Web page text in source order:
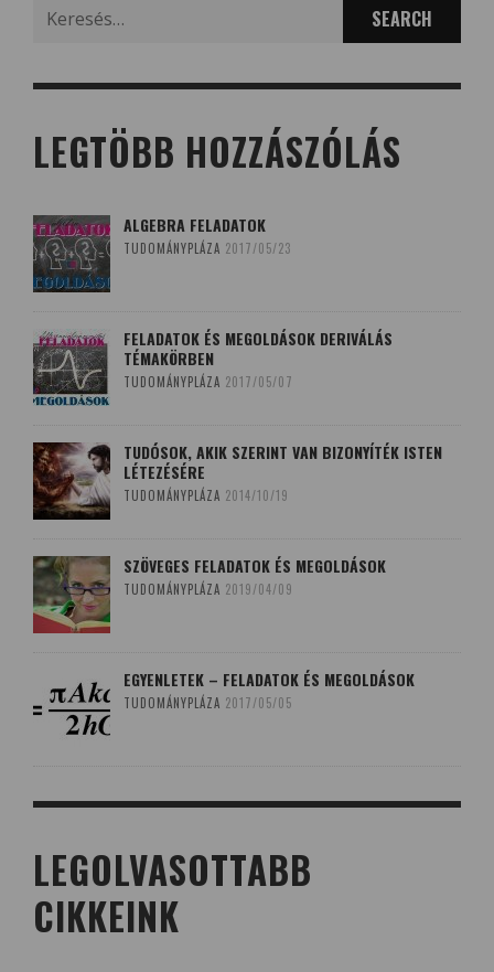
for:
LEGTÖBB HOZZÁSZÓLÁS
ALGEBRA FELADATOK
TUDOMÁNYPLÁZA 2017/05/23
FELADATOK ÉS MEGOLDÁSOK DERIVÁLÁS
TÉMAKÖRBEN
TUDOMÁNYPLÁZA 2017/05/07
TUDÓSOK, AKIK SZERINT VAN BIZONYÍTÉK ISTEN
LÉTEZÉSÉRE
TUDOMÁNYPLÁZA 2014/10/19
SZÖVEGES FELADATOK ÉS MEGOLDÁSOK
TUDOMÁNYPLÁZA 2019/04/09
EGYENLETEK – FELADATOK ÉS MEGOLDÁSOK
TUDOMÁNYPLÁZA 2017/05/05
LEGOLVASOTTABB
CIKKEINK